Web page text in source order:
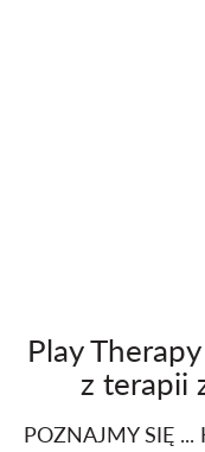
Play
z terapii
POZNAJMY SIĘ